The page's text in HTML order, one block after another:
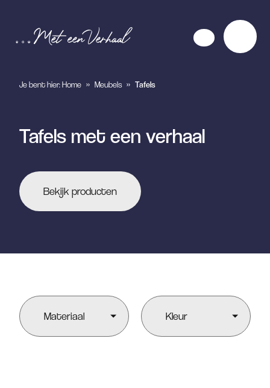
Je bent hier: Home » Meubels » Tafels
Tafels met een verhaal
Bekijk producten
Materiaal Kleur